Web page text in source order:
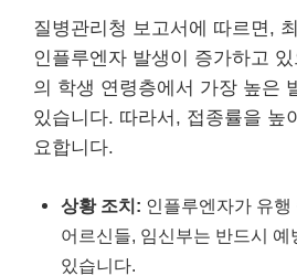
질병관리청 보고서에 따르면,
인플루엔자 발생이 증가하고 있
의 학생 연령층에서 가장 높은
있습니다. 따라서, 접종률을 높
요합니다.
상황 조치: 인플루엔자가 유
어르신들, 임신부는 반드시
있습니다.